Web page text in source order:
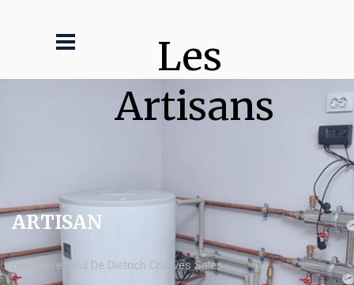
Les
Artisans
ARTISAN
chaudière fioul De Dietrich Cranves Sales